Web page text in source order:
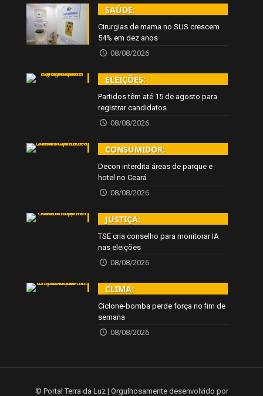
SAÚDE:
Cirurgias de mama no SUS crescem
54% em dez anos
08/08/2026
ELEIÇÕES:
Partidos têm até 15 de agosto para
registrar candidatos
08/08/2026
CONSUMIDOR:
Decon interdita áreas de parque e
hotel no Ceará
08/08/2026
JUSTIÇA:
TSE cria conselho para monitorar IA
nas eleições
08/08/2026
CLIMA:
Ciclone-bomba perde força no fim de
semana
08/08/2026
© Portal Terra da Luz | Orgulhosamente desenvolvido por